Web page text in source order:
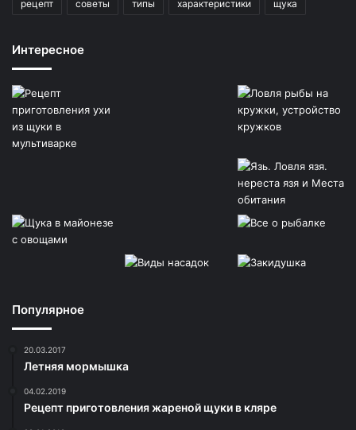
рецепт советы типы характеристики щука
Интересное
Популярное
20.03.2017
Летняя мормышка
04.02.2019
Рецепт приготовления жареной щуки в кляре